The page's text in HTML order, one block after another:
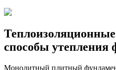
способы утепления
Монолитный плитный